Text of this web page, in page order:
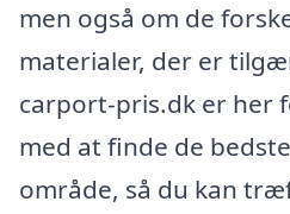
men også om de
materialer, der er
carport-pris.dk er her
med at finde de
område, så du kan